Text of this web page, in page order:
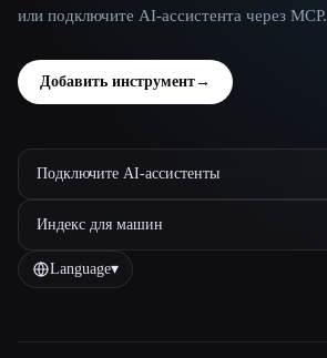
или подключите AI-ассистента через MCP.
Добавить инструмент→
Подключите AI-ассистенты
Индекс для машин
Language▾